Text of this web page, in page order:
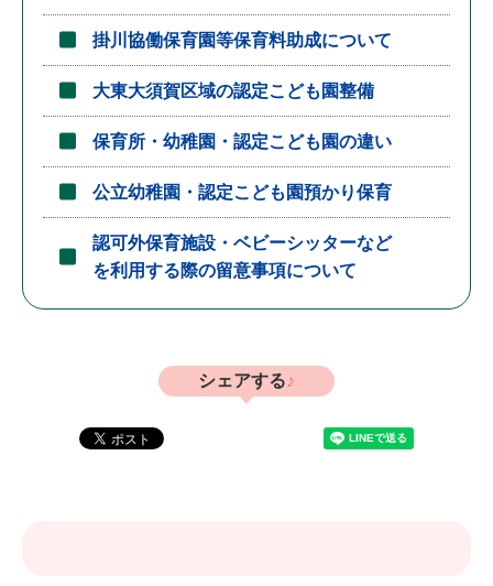
掛川協働保育園等保育料助成について
大東大須賀区域の認定こども園整備
保育所・幼稚園・認定こども園の違い
公立幼稚園・認定こども園預かり保育
認可外保育施設・ベビーシッターなど
を利用する際の留意事項について
シェアする